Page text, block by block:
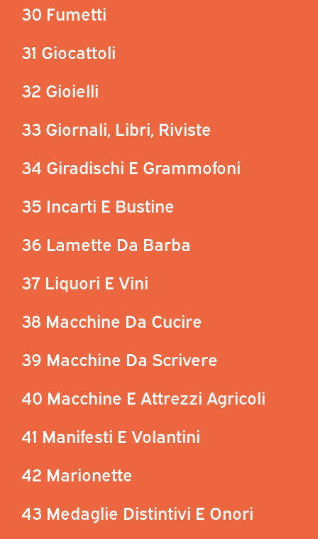
30 Fumetti
31 Giocattoli
32 Gioielli
33 Giornali, Libri, Riviste
34 Giradischi E Grammofoni
35 Incarti E Bustine
36 Lamette Da Barba
37 Liquori E Vini
38 Macchine Da Cucire
39 Macchine Da Scrivere
40 Macchine E Attrezzi Agricoli
41 Manifesti E Volantini
42 Marionette
43 Medaglie Distintivi E Onori